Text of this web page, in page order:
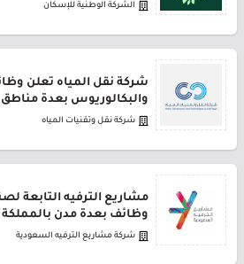
الشركة الوطنية للإسكان
شركة نقل المياه تعلن
والبكالوريوس بعدة مناطق
شركة نقل وتقنيات المياه
مشاريع الترفيه التابعة
وظائف بعدة مدن بالمملكة
شركة مشاريع الترفيه السعودية